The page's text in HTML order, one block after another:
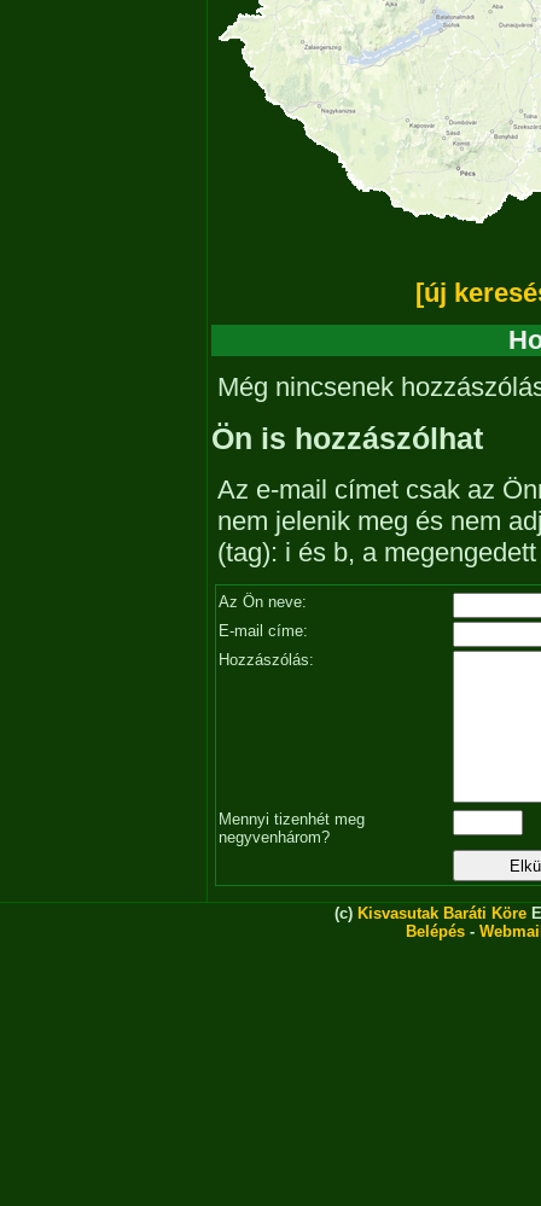
[új
Még nincsenek
Ön is hozzászólhat
Az e-mail címet csak az
nem jelenik meg és nem
(tag): i és b, a
Az Ön neve:
E-mail címe:
Hozzászólás:
Mennyi tizenhét meg
negyvenhárom?
(c) Kisvasutak Baráti Köre
Belépés -